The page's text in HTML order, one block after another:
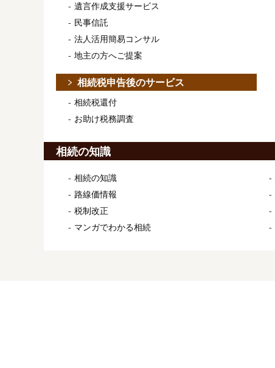
遺言作成支援サービス
民事信託
法人活用簡易コンサル
地主の方へご提案
相続税申告後のサービス
相続税還付
お助け税務調査
相続の知識
相続の知識
路線価情報
税制改正
マンガでわかる相続